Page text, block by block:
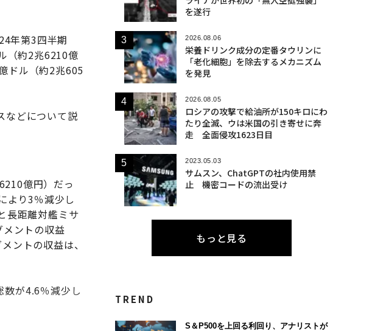
年第3四半期
（約2兆6210億
ドル（約2兆605
などについて説
億円）だっ
より3％減少し
長距離対艦ミサ
ントの収益
ントの収益は、
が4.6％減少し
を遂行
2026.08.06
栄養ドリンク成分の定番タウリンに
「老化細胞」を除去するメカニズム
を発見
2026.08.05
ロシアの攻撃で給油所が150キロにわ
たり全滅、ウは米国の引き寄せに奔
走 全面侵攻1623日目
2023.05.03
サムスン、ChatGPTの社内使用禁
止 機密コードの流出受け
もっと見る
TREND
S＆P500を上回る利回り、アナリストが